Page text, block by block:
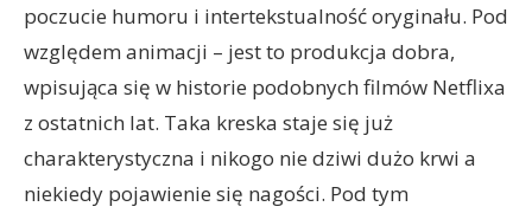
poczucie humoru i intertekstualność oryginału. Pod
względem animacji – jest to produkcja dobra,
wpisująca się w historie podobnych filmów Netflixa
z ostatnich lat. Taka kreska staje się już
charakterystyczna i nikogo nie dziwi dużo krwi a
niekiedy pojawienie się nagości. Pod tym